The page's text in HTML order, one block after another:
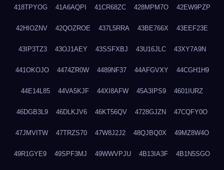
418TPYOG 41A6AQPI 41CR68ZC 428MPM7O 42EW9PZP
42HIOZNV 42QOZROE 437L5RRA 43BE766X 43EEF23E
43IP3TZ3 43OJ1AEY 43SSFXBJ 43U16JLC 43XY7A9N
441OKOJO 4474ZR0W 4489NF37 44AFGVXY 44CGH1H9
44E14L85 44VA5KJF 44XI8AFW 45A3IPS9 4601IURZ
46DGB3L9 46DLKJV6 46KT56QV 4728GJZN 47CQFY0O
47JMVITW 47TRZS70 47W8J2J2 48QJBQ0X 49MZ8W4O
49R1GYE9 49SPF3MJ 49WWVPJU 4B13IA3F 4B1N5SGO